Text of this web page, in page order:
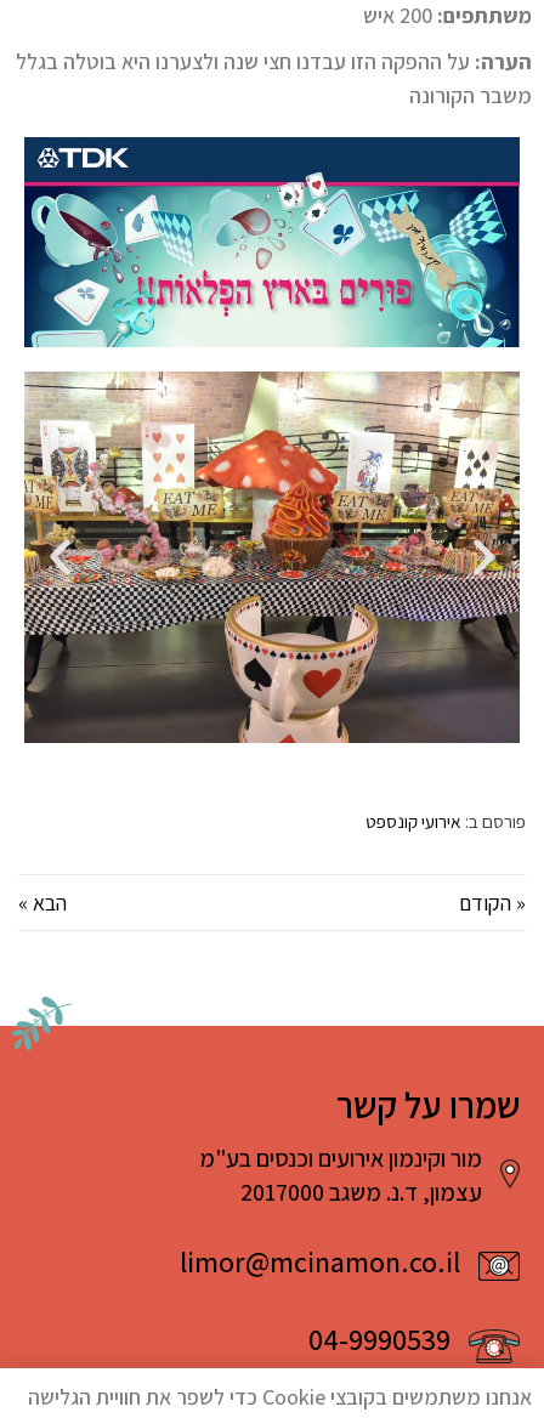
משתתפים:
הערה: על ההפקה הזו עבדנו חצי שנה ולצערנו היא בוטלה בגלל
משבר הקורונה
פורסם ב: אירועי קונספט
« הקודם הבא »
שמרו על קשר
מור וקינמון אירועים וכנסים בע"מ
עצמון, ד.נ. משגב 2017000
limor@mcinamon.co.il
04-9990539
אנחנו משתמשים בקובצי Cookie כדי לשפר את חוויית הגלישה